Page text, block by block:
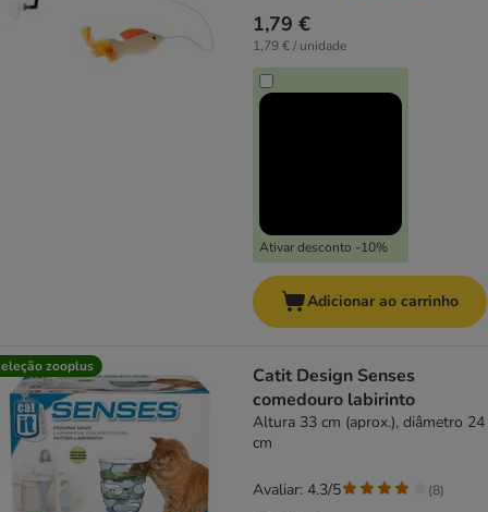
1,79 €
1,79 € / unidade
Ativar desconto -10%
Adicionar ao carrinho
zooplus
Catit Design Senses
comedouro labirinto
Altura 33 cm (aprox.), diâmetro 24
cm
Avaliar: 4.3/5 (8)